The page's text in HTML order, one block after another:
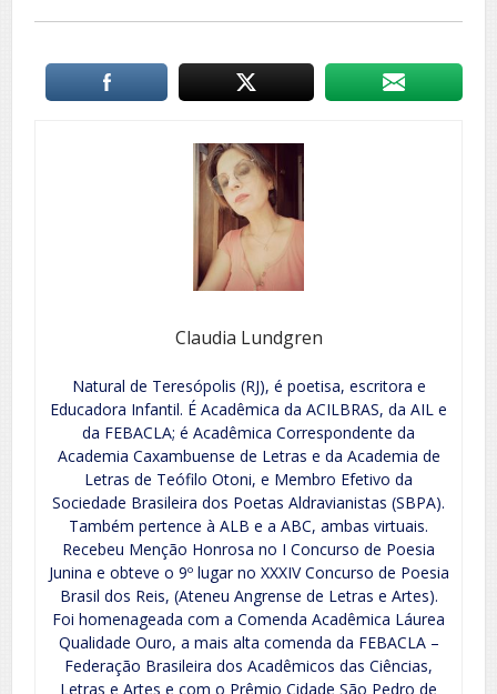
Claudia Lundgren
Natural de Teresópolis (RJ), é poetisa, escritora e
Educadora Infantil. É Acadêmica da ACILBRAS, da AIL e
da FEBACLA; é Acadêmica Correspondente da
Academia Caxambuense de Letras e da Academia de
Letras de Teófilo Otoni, e Membro Efetivo da
Sociedade Brasileira dos Poetas Aldravianistas (SBPA).
Também pertence à ALB e a ABC, ambas virtuais.
Recebeu Menção Honrosa no I Concurso de Poesia
Junina e obteve o 9º lugar no XXXIV Concurso de Poesia
Brasil dos Reis, (Ateneu Angrense de Letras e Artes).
Foi homenageada com a Comenda Acadêmica Láurea
Qualidade Ouro, a mais alta comenda da FEBACLA –
Federação Brasileira dos Acadêmicos das Ciências,
Letras e Artes e com o Prêmio Cidade São Pedro de